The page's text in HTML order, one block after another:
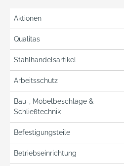
Aktionen
Qualitas
Stahlhandelsartikel
Arbeitsschutz
Bau-, Möbelbeschläge &
Schließtechnik
Befestigungsteile
Betriebseinrichtung